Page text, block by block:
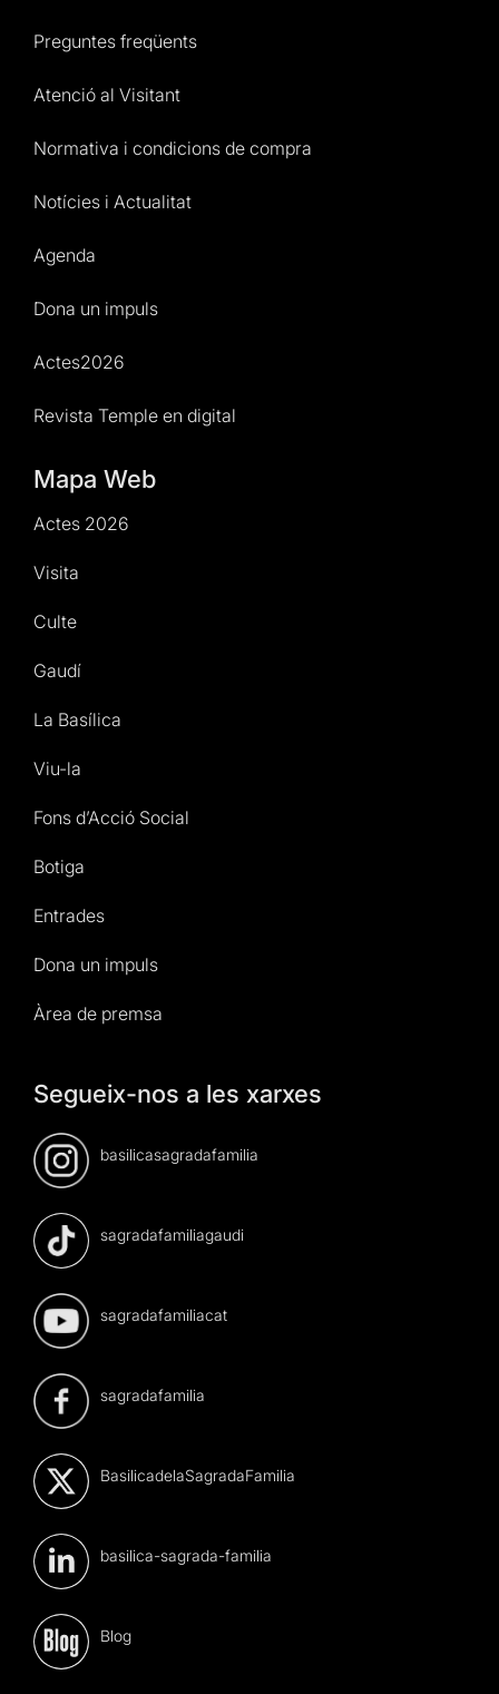
Preguntes freqüents
Atenció al Visitant
Normativa i condicions de compra
Notícies i Actualitat
Agenda
Dona un impuls
Actes2026
Revista Temple en digital
Mapa Web
Actes 2026
Visita
Culte
Gaudí
La Basílica
Viu-la
Fons d’Acció Social
Botiga
Entrades
Dona un impuls
Àrea de premsa
Segueix-nos a les xarxes
basilicasagradafamilia
sagradafamiliagaudi
sagradafamiliacat
sagradafamilia
BasilicadelaSagradaFamilia
basilica-sagrada-familia
Blog